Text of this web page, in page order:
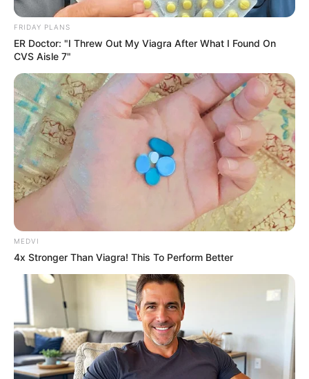
ราศีเมษ ชาวราศีเมษไม่ค่อยได้ตบตีกับไขมันเท่าไร เพราะ
ความไฮเปอร์ของนาง ทำให้ไขมันสยองเซลลูไลท์ขยาดไม่
กล้ามาเกาะแกะพุงกะทิ ถ้าชาวเมษจะอ้วนก็เป็นเพราะมัว
แต่หลับหูหลับตาทำงาน จนต้องฝากชีวิตไว้กับ Fast Food
มากกว่า การลดน้ำหนักของคุณเลยเล่นไม่ยาก แค่แบ่ง
เวลามาดูแลตัวเอง หมั่นทานอาหารที่มีประโยชน์
นอกจากจะไม่อ้วนแล้วสุขภาพคุณยังจะดีวันดีขึ้นอีกด้วย
ราศีพฤษภชาวพฤษภชอบตระเวนหาของกินอร่อยๆ แถม
ยังถือว่าการกินคือยาคลายเครียด อย่าได้มีปัญหาหรือ
โกรธอะไรขึ้นมาเชียว นางเป็นโซ้ยโลกแตก นิสัยน่าสะพรึง
กลัวข้อนี้ควรจะทำให้นางกับความอ้วนเป็นคู่บัดดี้ซี้ไม่มีซั้ว
ใช่ไหม แต่ไม่ค่ะพี่น้อง เพราะสาวๆราศีนี้รักสวยรักงามสุด
ชีวิต ถึงน้ำหนักจะขึ้นความห่วงสวยก็เป็นแรงผลักดันให้ได
เอทได้เร็ว หายากที่จะเห็นชาวพฤษภขึ้นเวทีประกวดธิดา
ช้างกับใครเขา
FRIDAY PLANS
ER Doctor: "I Threw Out My Viagra After What I Found On
CVS Aisle 7"
MEDVI
4x Stronger Than Viagra! This To Perform Better